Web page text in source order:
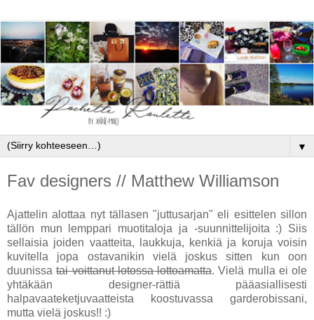
▼
Fav designers // Matthew Williamson
Ajattelin alottaa nyt tällasen "juttusarjan" eli esittelen sillon
tällön mun lemppari muotitaloja ja -suunnittelijoita :) Siis
sellaisia joiden vaatteita, laukkuja, kenkiä ja koruja voisin
kuvitella jopa ostavanikin vielä joskus sitten kun oon
duunissatai voittanut lotossa lottoamatta. Vielä mulla ei ole
yhtäkään designer-rättiä pääasiallisesti
halpavaateketjuvaatteista koostuvassa garderobissani,
mutta vielä joskus!! :)